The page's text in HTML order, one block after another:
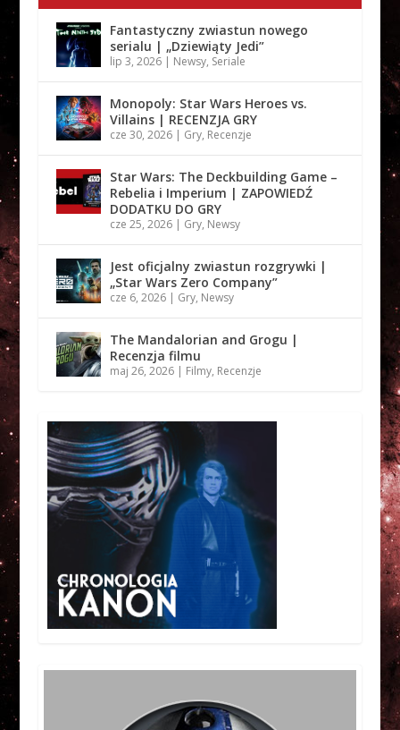
Fantastyczny zwiastun nowego
serialu | „Dziewiąty Jedi”
lip 3, 2026| Newsy, Seriale
Monopoly: Star Wars Heroes vs.
Villains | RECENZJA GRY
cze 30, 2026| Gry, Recenzje
Star Wars: The Deckbuilding Game –
Rebelia i Imperium | ZAPOWIEDŹ
DODATKU DO GRY
cze 25, 2026| Gry, Newsy
Jest oficjalny zwiastun rozgrywki |
„Star Wars Zero Company”
cze 6, 2026| Gry, Newsy
The Mandalorian and Grogu |
Recenzja filmu
maj 26, 2026| Filmy, Recenzje